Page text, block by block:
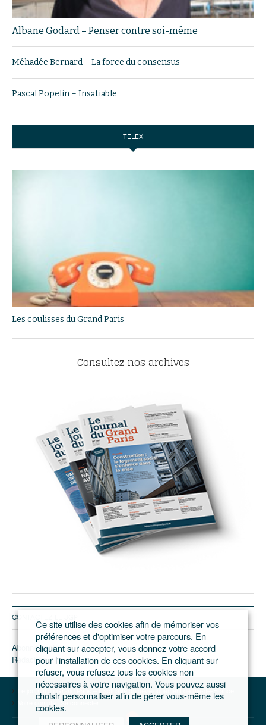
Albane Godard – Penser contre soi-même
Méhadée Bernard – La force du consensus
Pascal Popelin – Insatiable
TELEX
Les coulisses du Grand Paris
Consultez nos archives
CONTACTEZ LE JGP
Abonnement/pub
Rédaction
Le journal du Grand Paris – L'actualité du développement de l'Ile-de-France
Votre compte
Se connecter
Ce site utilise des cookies afin de mémoriser vos
préférences et d'optimiser votre parcours. En
cliquant sur accepter, vous donnez votre accord
pour l'installation de ces cookies. En cliquant sur
refuser, vous refusez tous les cookies non
nécessaires à votre navigation. Vous pouvez aussi
choisir personnaliser afin de gérer vous-même les
cookies.